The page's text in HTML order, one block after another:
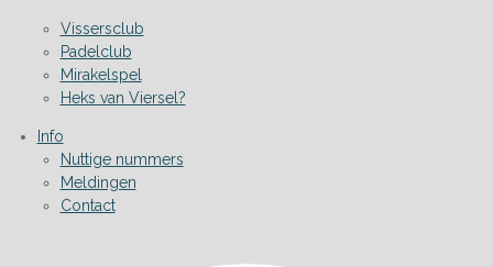
Vissersclub
Padelclub
Mirakelspel
Heks van Viersel?
Info
Nuttige nummers
Meldingen
Contact